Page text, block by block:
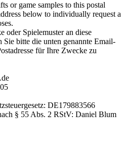
or game samples to this postal
below to individually request a
oder Spielemuster an diese
Sie bitte die unten genannte Email-
für Ihre Zwecke zu
DE179883566
§ 55 Abs. 2 RStV: Daniel Blum